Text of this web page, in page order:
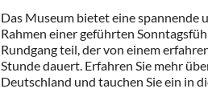
Das Museum bietet eine spannende
Rahmen einer geführten
Rundgang teil, der von einem
Stunde dauert. Erfahren Sie mehr
Deutschland und tauchen Sie ein in